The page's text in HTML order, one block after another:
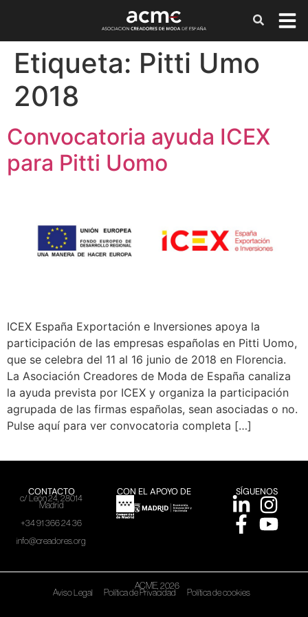
Etiqueta: Pitti Umo
2018
Convocatoria ayuda ICEX
para Pitti Uomo
ICEX España Exportación e Inversiones apoya la
participación de las empresas españolas en Pitti Uomo,
que se celebra del 11 al 16 junio de 2018 en Florencia.
La Asociación Creadores de Moda de España canaliza
la ayuda prevista por ICEX y organiza la participación
agrupada de las firmas españolas, sean asociadas o no.
Pulse aquí para ver convocatoria completa […]
CONTACTO
c/ León 24, 28014
Madrid
+34 91 366 24 36
info@creadores.org
CON EL APOYO DE SÍGUENOS
ACME, 2026
Aviso Legal Política de Privacidad Política de cookies